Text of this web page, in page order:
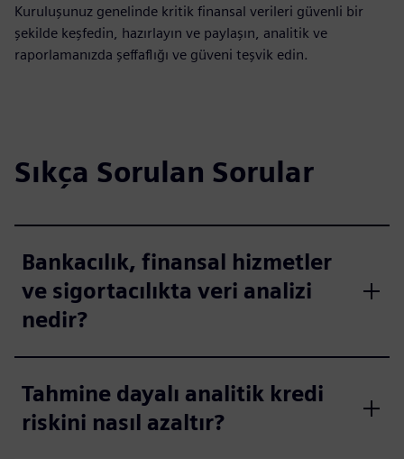
Kuruluşunuz genelinde kritik finansal verileri güvenli bir
şekilde keşfedin, hazırlayın ve paylaşın, analitik ve
raporlamanızda şeffaflığı ve güveni teşvik edin.
Sıkça Sorulan Sorular
Bankacılık, finansal hizmetler
ve sigortacılıkta veri analizi
nedir?
Tahmine dayalı analitik kredi
riskini nasıl azaltır?